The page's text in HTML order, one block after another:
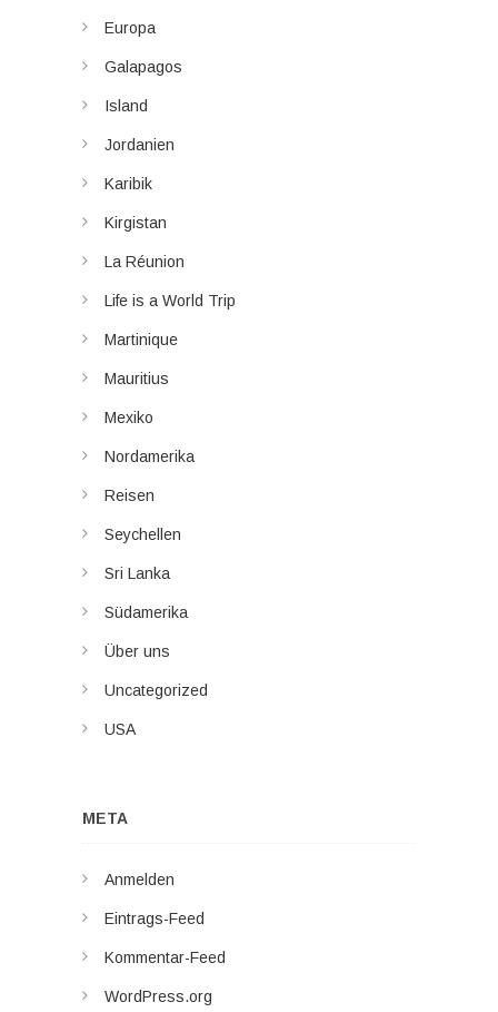
Europa
Galapagos
Island
Jordanien
Karibik
Kirgistan
La Réunion
Life is a World Trip
Martinique
Mauritius
Mexiko
Nordamerika
Reisen
Seychellen
Sri Lanka
Südamerika
Über uns
Uncategorized
USA
META
Anmelden
Eintrags-Feed
Kommentar-Feed
WordPress.org